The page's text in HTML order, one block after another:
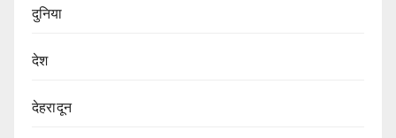
दुनिया
देश
देहरादून